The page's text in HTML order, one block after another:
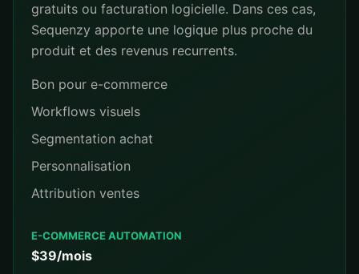
gratuits ou facturation logicielle. Dans ces cas,
Sequenzy apporte une logique plus proche du
produit et des revenus recurrents.
Bon pour e-commerce
Workflows visuels
Segmentation achat
Personnalisation
Attribution ventes
E-COMMERCE AUTOMATION
$39/mois